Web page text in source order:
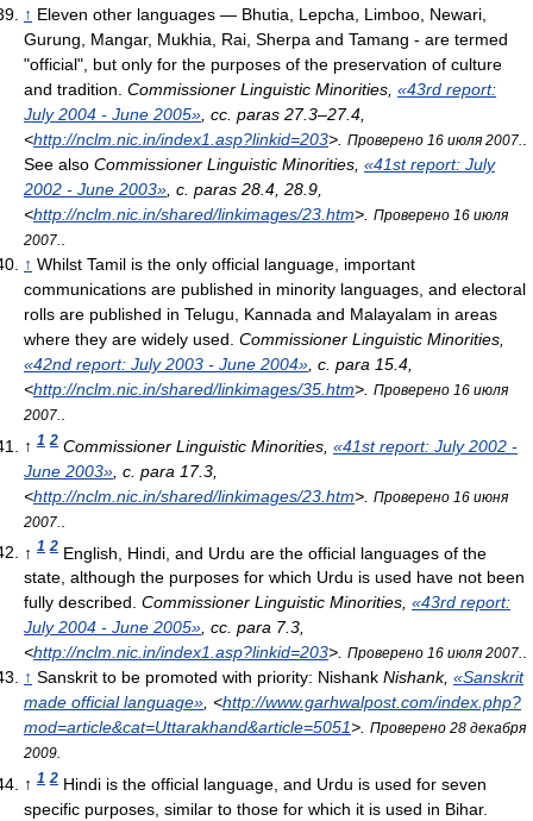
↑ Eleven other languages — Bhutia, Lepcha, Limboo, Newari,
Gurung, Mangar, Mukhia, Rai, Sherpa and Tamang - are termed
"official", but only for the purposes of the preservation of culture
and tradition. Commissioner Linguistic Minorities, «43rd report:
July 2004 - June 2005» , сс. paras 27.3–27.4
<http://nclm.nic.in/index1.asp?linkid=203> Проверено 16 июля 2007.
See also Commissioner Linguistic Minorities, «41st report: July
2002 - June 2003» , с. paras 28.4, 28.9
<http://nclm.nic.in/shared/linkimages/23.htm>
Проверено 16 июля
2007.
↑ Whilst Tamil is the only official language, important
communications are published in minority languages, and electoral
rolls are published in Telugu, Kannada and Malayalam in areas
where they are widely used. Commissioner Linguistic Minorities,
«42nd report: July 2003 - June 2004» , с. para 15.4
<http://nclm.nic.in/shared/linkimages/35.htm>
Проверено 16 июля
2007.
↑ 1 2 Commissioner Linguistic Minorities, «41st report: July 2002 -
June 2003» , с. para 17.3
<http://nclm.nic.in/shared/linkimages/23.htm>
Проверено 16 июня
2007.
↑ 1 2 English, Hindi, and Urdu are the official languages of the
state, although the purposes for which Urdu is used have not been
fully described. Commissioner Linguistic Minorities, «43rd report:
July 2004 - June 2005» , сс. para 7.3
<http://nclm.nic.in/index1.asp?linkid=203> Проверено 16 июля 2007.
↑ Sanskrit to be promoted with priority: Nishank Nishank, «Sanskrit
made official language» , <http://www.garhwalpost.com/index.php?
mod=article&cat=Uttarakhand&article=5051>
Проверено 28 декабря
2009.
↑ 1 2 Hindi is the official language, and Urdu is used for seven
specific purposes, similar to those for which it is used in Bihar.